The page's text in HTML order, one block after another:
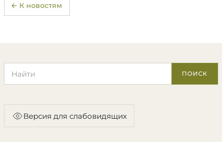
← К новостям
ПОИСК
Версия для слабовидящих